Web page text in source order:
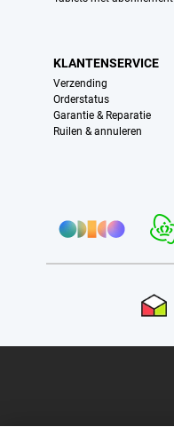
KLANTENSERVICE
Verzending
Orderstatus
Garantie & Reparatie
Ruilen & annuleren